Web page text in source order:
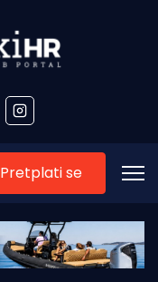
Pretplati se